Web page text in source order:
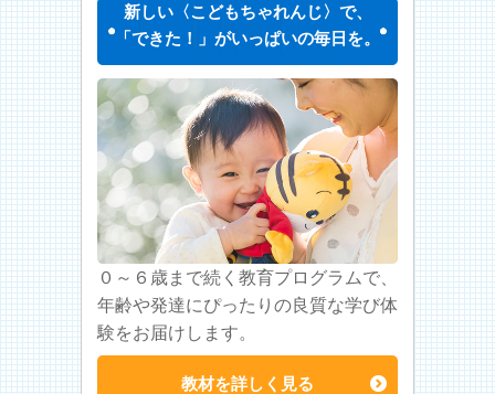
新しい〈こどもちゃれんじ〉で、
「できた！」がいっぱいの毎日を。
０～６歳まで続く教育プログラムで、
年齢や発達にぴったりの良質な学び体
験をお届けします。
教材を詳しく見る